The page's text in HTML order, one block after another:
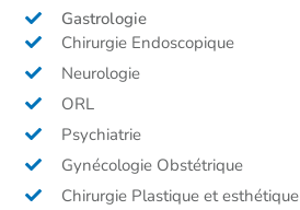
Gastrologie
Chirurgie Endoscopique
Neurologie
ORL
Psychiatrie
Gynécologie Obstétrique
Chirurgie Plastique et esthétique